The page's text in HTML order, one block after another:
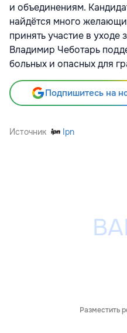
и объединениям.
найдётся много
принять участие в
Владимир Чеботарь
больных и опасных для
Подпишитесь на
Источник Ipn
Разместить